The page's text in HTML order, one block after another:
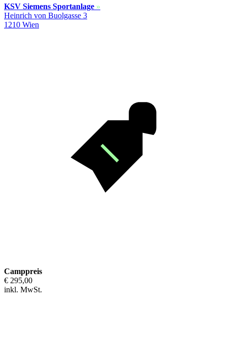
KSV Siemens Sportanlage »
Heinrich von Buolgasse 3
1210 Wien
Camppreis
€ 295,00
inkl. MwSt.